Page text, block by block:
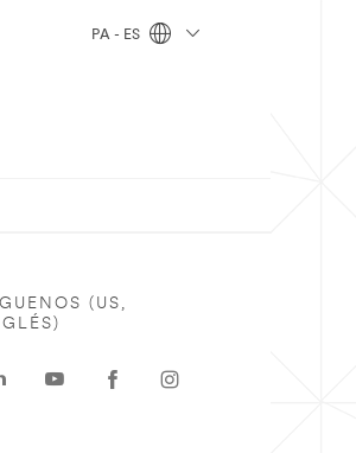
PA - ES
(US,